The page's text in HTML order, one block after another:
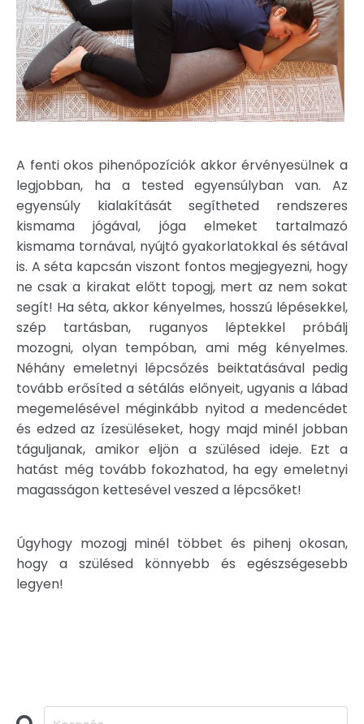
A fenti okos pihenőpozíciók akkor érvényesülnek a
legjobban, ha a tested egyensúlyban van. Az
egyensúly kialakítását segítheted rendszeres
kismama jógával, jóga elmeket tartalmazó
kismama tornával, nyújtó gyakorlatokkal és sétával
is. A séta kapcsán viszont fontos megjegyezni, hogy
ne csak a kirakat előtt topogj, mert az nem sokat
segít! Ha séta, akkor kényelmes, hosszú lépésekkel,
szép tartásban, ruganyos léptekkel próbálj
mozogni, olyan tempóban, ami még kényelmes.
Néhány emeletnyi lépcsőzés beiktatásával pedig
tovább erősíted a sétálás előnyeit, ugyanis a lábad
megemelésével méginkább nyitod a medencédet
és edzed az ízesüléseket, hogy majd minél jobban
táguljanak, amikor eljön a szülésed ideje. Ezt a
hatást még tovább fokozhatod, ha egy emeletnyi
magasságon kettesével veszed a lépcsőket!
Úgyhogy mozogj minél többet és pihenj okosan,
hogy a szülésed könnyebb és egészségesebb
legyen!